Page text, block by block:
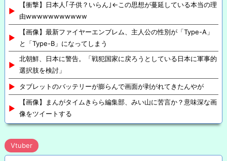
【衝撃】日本人｢子供？いらん｣←この思想が蔓延している本当の理
由wwwwwwwwwww
【画像】最新ファイヤーエンブレム、主人公の性別が「Type-A」
と「Type-B」になってしまう
北朝鮮、日本に警告。「戦犯国家に戻ろうとしている日本に軍事的
選択肢を検討」
タブレットのバッテリーが膨らんで画面が剥がれてきたんやが
【画像】まんがタイムきらら編集部、みい山に苦言か？意味深な画
像をツイートする
Vtuber